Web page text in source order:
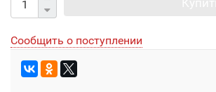
Сообщить о поступлении